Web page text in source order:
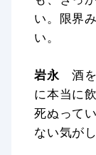
い。限界
い。
岩永酒を
に本当に
死ぬって
ない気が